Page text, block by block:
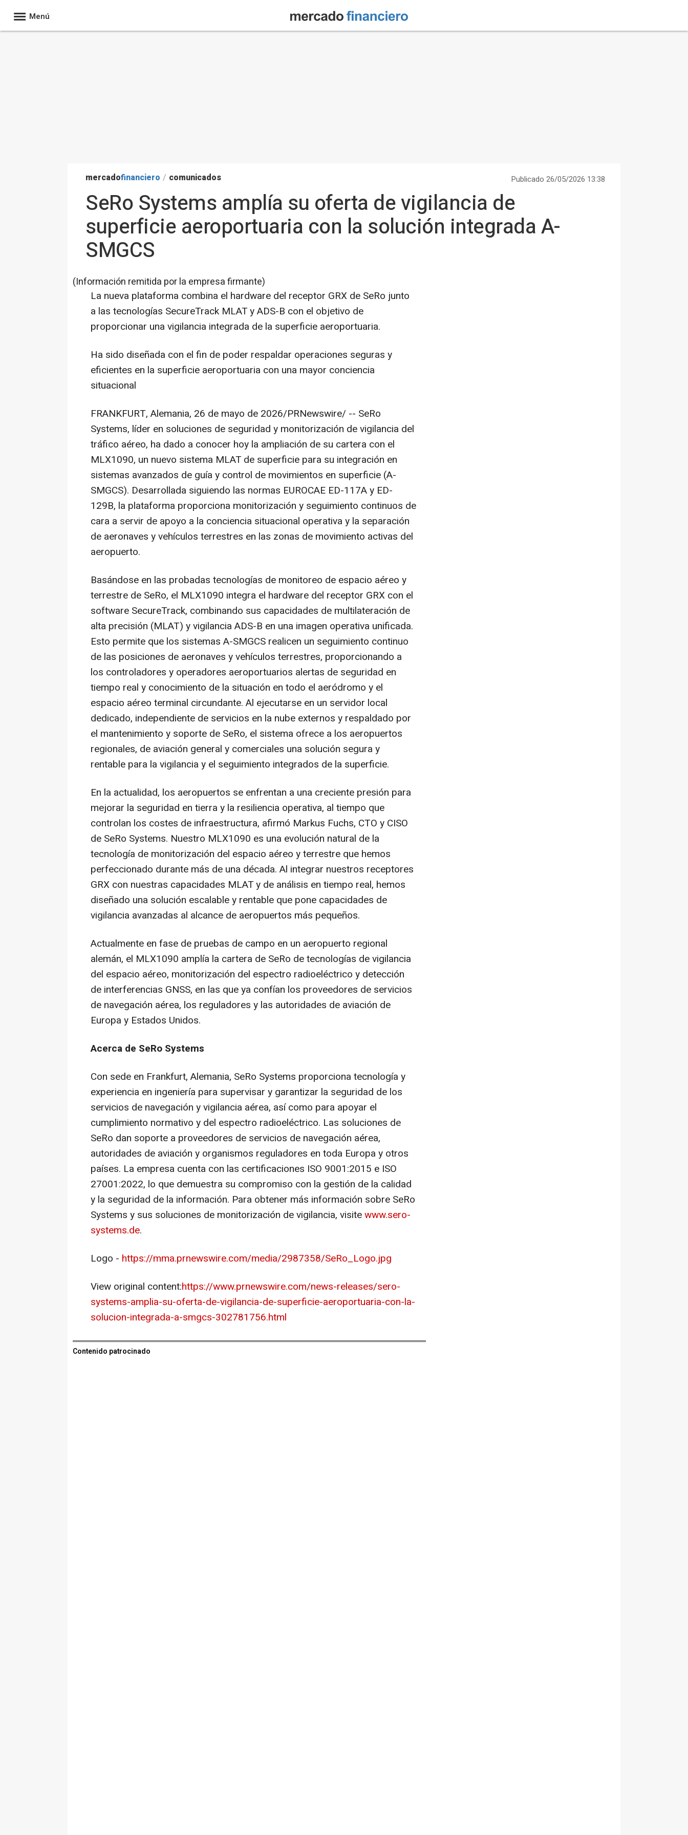
Menú
mercadofinanciero / comunicados Publicado 26/05/2026 13:38
SeRo Systems amplía su oferta de vigilancia de
superficie aeroportuaria con la solución integrada A-
SMGCS
(Información remitida por la empresa firmante)
La nueva plataforma combina el hardware del receptor GRX de SeRo junto
a las tecnologías SecureTrack MLAT y ADS-B con el objetivo de
proporcionar una vigilancia integrada de la superficie aeroportuaria.
Ha sido diseñada con el fin de poder respaldar operaciones seguras y
eficientes en la superficie aeroportuaria con una mayor conciencia
situacional
FRANKFURT, Alemania, 26 de mayo de 2026/PRNewswire/ -- SeRo
Systems, líder en soluciones de seguridad y monitorización de vigilancia del
tráfico aéreo, ha dado a conocer hoy la ampliación de su cartera con el
MLX1090, un nuevo sistema MLAT de superficie para su integración en
sistemas avanzados de guía y control de movimientos en superficie (A-
SMGCS). Desarrollada siguiendo las normas EUROCAE ED-117A y ED-
129B, la plataforma proporciona monitorización y seguimiento continuos de
cara a servir de apoyo a la conciencia situacional operativa y la separación
de aeronaves y vehículos terrestres en las zonas de movimiento activas del
aeropuerto.
Basándose en las probadas tecnologías de monitoreo de espacio aéreo y
terrestre de SeRo, el MLX1090 integra el hardware del receptor GRX con el
software SecureTrack, combinando sus capacidades de multilateración de
alta precisión (MLAT) y vigilancia ADS-B en una imagen operativa unificada.
Esto permite que los sistemas A-SMGCS realicen un seguimiento continuo
de las posiciones de aeronaves y vehículos terrestres, proporcionando a
los controladores y operadores aeroportuarios alertas de seguridad en
tiempo real y conocimiento de la situación en todo el aeródromo y el
espacio aéreo terminal circundante. Al ejecutarse en un servidor local
dedicado, independiente de servicios en la nube externos y respaldado por
el mantenimiento y soporte de SeRo, el sistema ofrece a los aeropuertos
regionales, de aviación general y comerciales una solución segura y
rentable para la vigilancia y el seguimiento integrados de la superficie.
En la actualidad, los aeropuertos se enfrentan a una creciente presión para
mejorar la seguridad en tierra y la resiliencia operativa, al tiempo que
controlan los costes de infraestructura, afirmó Markus Fuchs, CTO y CISO
de SeRo Systems. Nuestro MLX1090 es una evolución natural de la
tecnología de monitorización del espacio aéreo y terrestre que hemos
perfeccionado durante más de una década. Al integrar nuestros receptores
GRX con nuestras capacidades MLAT y de análisis en tiempo real, hemos
diseñado una solución escalable y rentable que pone capacidades de
vigilancia avanzadas al alcance de aeropuertos más pequeños.
Actualmente en fase de pruebas de campo en un aeropuerto regional
alemán, el MLX1090 amplía la cartera de SeRo de tecnologías de vigilancia
del espacio aéreo, monitorización del espectro radioeléctrico y detección
de interferencias GNSS, en las que ya confían los proveedores de servicios
de navegación aérea, los reguladores y las autoridades de aviación de
Europa y Estados Unidos.
Acerca de SeRo Systems
Con sede en Frankfurt, Alemania, SeRo Systems proporciona tecnología y
experiencia en ingeniería para supervisar y garantizar la seguridad de los
servicios de navegación y vigilancia aérea, así como para apoyar el
cumplimiento normativo y del espectro radioeléctrico. Las soluciones de
SeRo dan soporte a proveedores de servicios de navegación aérea,
autoridades de aviación y organismos reguladores en toda Europa y otros
países. La empresa cuenta con las certificaciones ISO 9001:2015 e ISO
27001:2022, lo que demuestra su compromiso con la gestión de la calidad
y la seguridad de la información. Para obtener más información sobre SeRo
Systems y sus soluciones de monitorización de vigilancia, visitewww.sero-
systems.de.
Logo - https://mma.prnewswire.com/media/2987358/SeRo_Logo.jpg
View original content:https://www.prnewswire.com/news-releases/sero-
systems-amplia-su-oferta-de-vigilancia-de-superficie-aeroportuaria-con-la-
solucion-integrada-a-smgcs-302781756.html
Contenido patrocinado